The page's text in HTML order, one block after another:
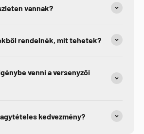
vannak?
rendelnék, mit tehetek?
venni a versenyzői
kedvezmény?